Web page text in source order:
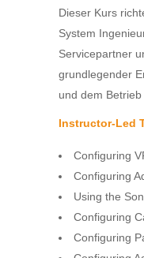
Dieser Kurs
System
Servicepartner
grundlegender
und dem
Instructor‐Led
Configuring
Configuring
Using the
Configuring
Configuring